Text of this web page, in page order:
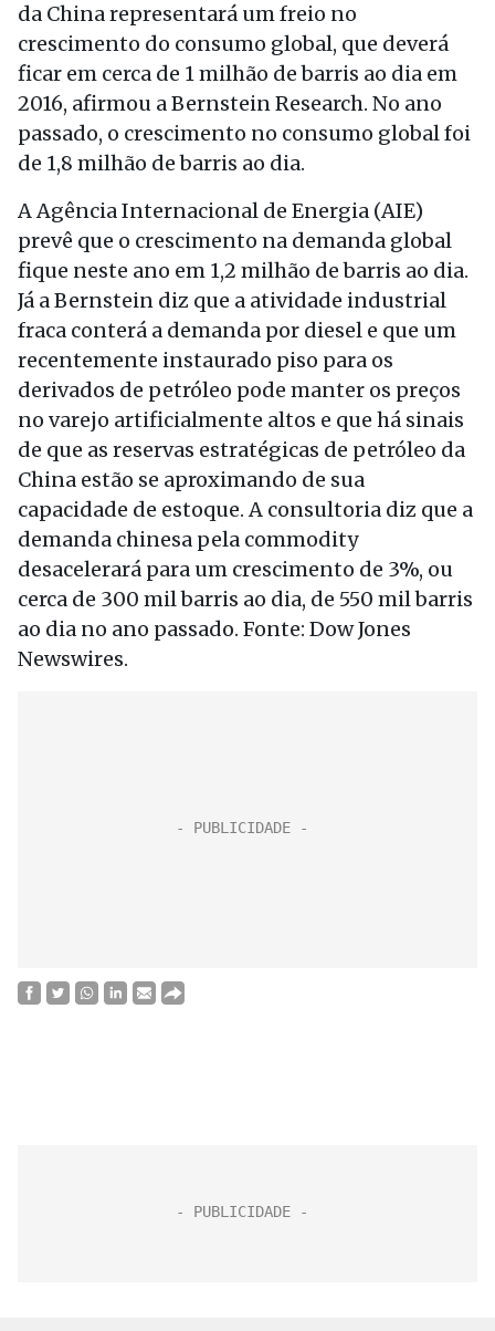
da China representará um freio no
crescimento do consumo global, que deverá
ficar em cerca de 1 milhão de barris ao dia em
2016, afirmou a Bernstein Research. No ano
passado, o crescimento no consumo global foi
de 1,8 milhão de barris ao dia.
A Agência Internacional de Energia (AIE)
prevê que o crescimento na demanda global
fique neste ano em 1,2 milhão de barris ao dia.
Já a Bernstein diz que a atividade industrial
fraca conterá a demanda por diesel e que um
recentemente instaurado piso para os
derivados de petróleo pode manter os preços
no varejo artificialmente altos e que há sinais
de que as reservas estratégicas de petróleo da
China estão se aproximando de sua
capacidade de estoque. A consultoria diz que a
demanda chinesa pela commodity
desacelerará para um crescimento de 3%, ou
cerca de 300 mil barris ao dia, de 550 mil barris
ao dia no ano passado. Fonte: Dow Jones
Newswires.